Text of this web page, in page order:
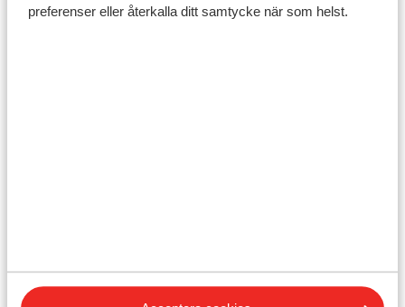
preferenser eller återkalla ditt samtycke när som helst.
Apartments Jagdhof
Apartments Pungg